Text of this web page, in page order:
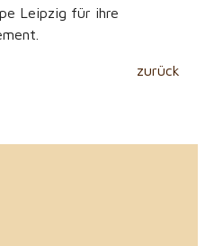
zurück
Leipzig für ihre